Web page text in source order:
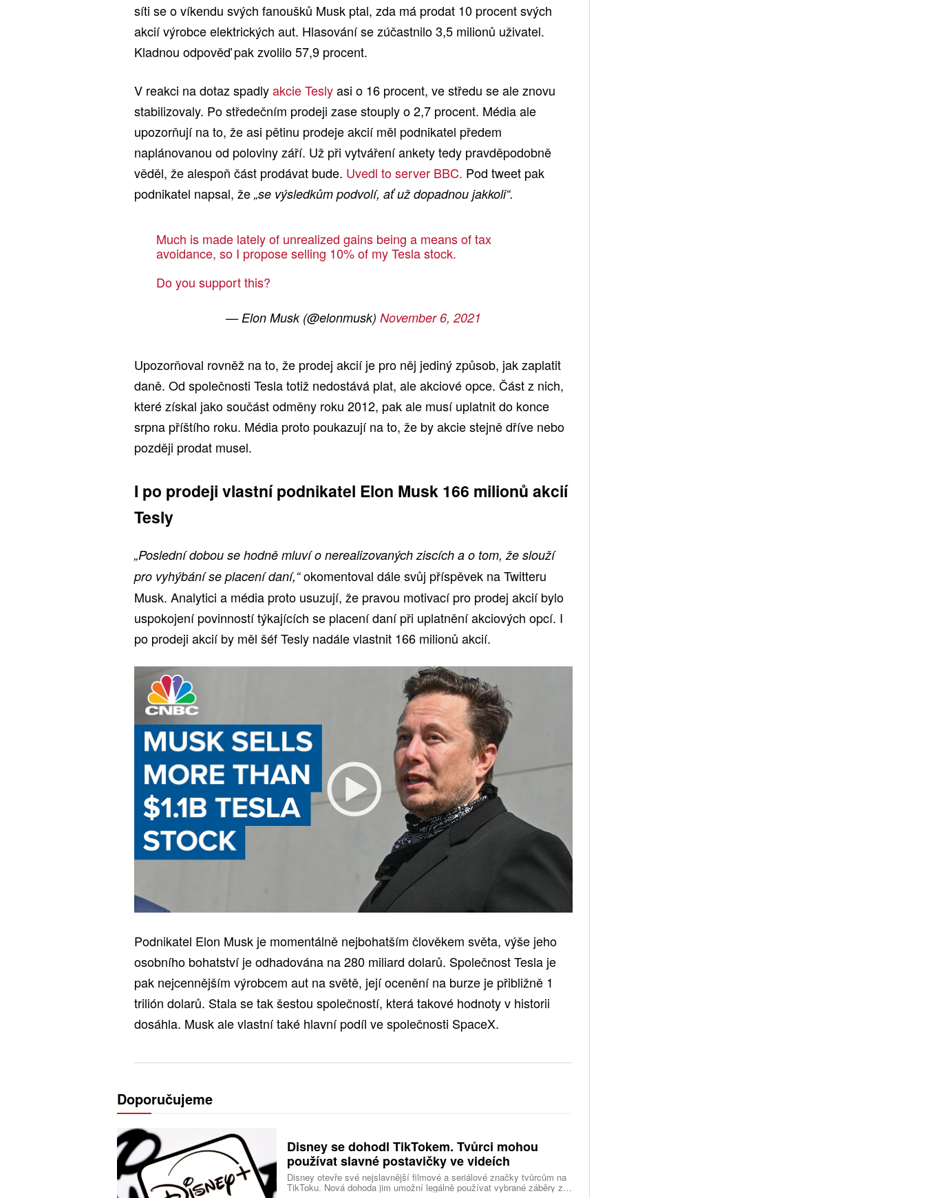
síti se o víkendu svých fanoušků Musk ptal, zda má prodat 10 procent svých
akcií výrobce elektrických aut. Hlasování se zúčastnilo 3,5 milionů uživatel.
Kladnou odpověď pak zvolilo 57,9 procent.
V reakci na dotaz spadlyakcie Teslyasi o 16 procent, ve středu se ale znovu
stabilizovaly. Po středečním prodeji zase stouply o 2,7 procent. Média ale
upozorňují na to, že asi pětinu prodeje akcií měl podnikatel předem
naplánovanou od poloviny září. Už při vytváření ankety tedy pravděpodobně
věděl, že alespoň část prodávat bude. Uvedl to server BBC. Pod tweet pak
podnikatel napsal, že „se výsledkům podvolí, ať už dopadnou jakkoli“.
Much is made lately of unrealized gains being a means of tax
avoidance, so I propose selling 10% of my Tesla stock.
Do you support this?
— Elon Musk (@elonmusk)November 6, 2021
Upozorňoval rovněž na to, že prodej akcií je pro něj jediný způsob, jak zaplatit
daně. Od společnosti Tesla totiž nedostává plat, ale akciové opce. Část z nich,
které získal jako součást odměny roku 2012, pak ale musí uplatnit do konce
srpna příštího roku. Média proto poukazují na to, že by akcie stejně dříve nebo
později prodat musel.
I po prodeji vlastní podnikatel Elon Musk 166 milionů akcií
Tesly
„Poslední dobou se hodně mluví o nerealizovaných ziscích a o tom, že slouží
pro vyhýbání se placení daní,“okomentoval dále svůj příspěvek na Twitteru
Musk. Analytici a média proto usuzují, že pravou motivací pro prodej akcií bylo
uspokojení povinností týkajících se placení daní při uplatnění akciových opcí. I
po prodeji akcií by měl šéf Tesly nadále vlastnit 166 milionů akcií.
Podnikatel Elon Musk je momentálně nejbohatším člověkem světa, výše jeho
osobního bohatství je odhadována na 280 miliard dolarů. Společnost Tesla je
pak nejcennějším výrobcem aut na světě, její ocenění na burze je přibližně 1
trilión dolarů. Stala se tak šestou společností, která takové hodnoty v historii
dosáhla. Musk ale vlastní také hlavní podíl ve společnosti SpaceX.
Doporučujeme
Disney se dohodl TikTokem. Tvůrci mohou
používat slavné postavičky ve videích
Disney otevře své nejslavnější filmové a seriálové značky tvůrcům na
TikToku. Nová dohoda jim umožní legálně používat vybrané záběry z